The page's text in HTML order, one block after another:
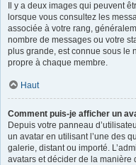
Il y a deux images qui peuvent
lorsque vous consultez les
associée à votre rang,
nombre de messages ou votre
plus grande, est connue sous le
propre à chaque membre.
Haut
Comment puis-je afficher un
Depuis votre panneau
un avatar en utilisant l’une des
galerie, distant ou importé.
avatars et décider de la manière